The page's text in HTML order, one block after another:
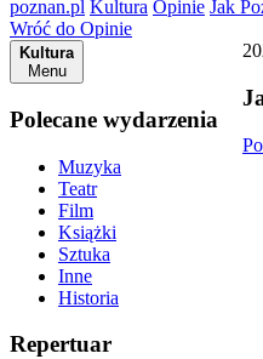
poznan.pl Kultura Opinie Jak
Wróć do Opinie
Kultura
Menu
Polecane wydarzenia
Muzyka
Teatr
Film
Książki
Sztuka
Inne
Historia
Repertuar